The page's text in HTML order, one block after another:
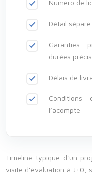
Numéro de
Détail
Garanties
durées
Délais de
l’acompte
Timeline typique d’un
visite d’évaluation à J+0,